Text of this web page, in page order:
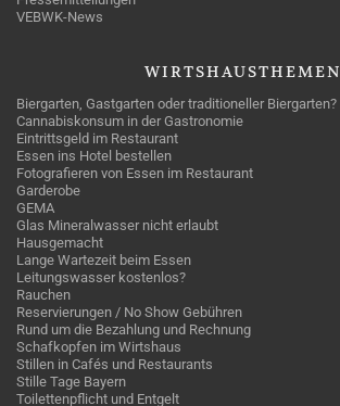
VEBWK-News
WIRTSHAUSTHEMEN
Biergarten, Gastgarten oder traditioneller Biergarten?
Cannabiskonsum in der Gastronomie
Eintrittsgeld im Restaurant
Essen ins Hotel bestellen
Fotografieren von Essen im Restaurant
Garderobe
GEMA
Glas Mineralwasser nicht erlaubt
Hausgemacht
Lange Wartezeit beim Essen
Leitungswasser kostenlos?
Rauchen
Reservierungen / No Show Gebühren
Rund um die Bezahlung und Rechnung
Schafkopfen im Wirtshaus
Stillen in Cafés und Restaurants
Stille Tage Bayern
Toilettenpflicht und Entgelt